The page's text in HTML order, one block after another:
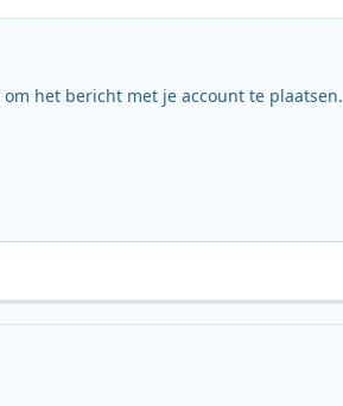
om het bericht met je account te plaatsen.